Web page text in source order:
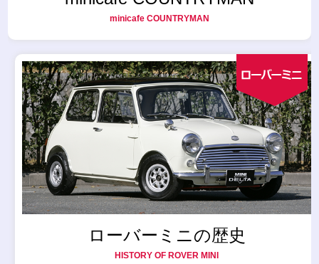
minicafe COUNTRYMAN
ローバーミニの歴史
HISTORY OF ROVER MINI